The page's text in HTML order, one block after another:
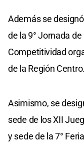
Además se
de la 9° Jornada
Competitividad
de la Región Centro.
Asimismo, se
sede de los XII
y sede de la 7°